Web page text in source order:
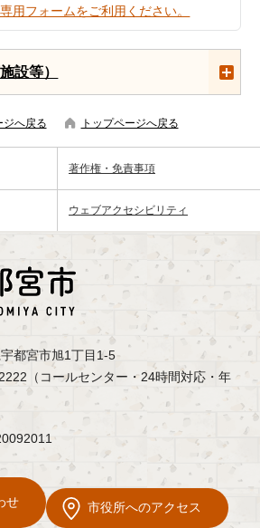
用フォームをご利用ください。
設等）
ジへ戻る トップページへ戻る
著作権・免責事項
ウェブアクセシビリティ
都宮市旭1丁目1-5
（コールセンター・24時間対応・年
せ 市役所へのアクセス